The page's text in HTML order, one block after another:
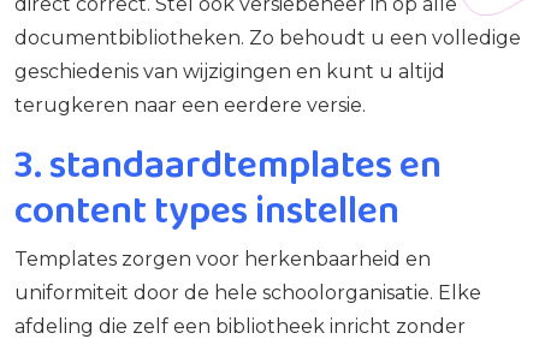
documentbibliotheken. Zo behoudt u een volledige
geschiedenis van wijzigingen en kunt u altijd
terugkeren naar een eerdere versie.
3. standaardtemplates en
content types instellen
Templates zorgen voor herkenbaarheid en
uniformiteit door de hele schoolorganisatie. Elke
afdeling die zelf een bibliotheek inricht zonder